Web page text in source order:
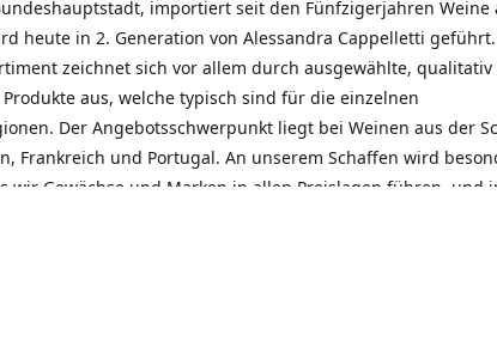
importiert seit den Fünfzigerjahren Weine
heute in 2. Generation von Alessandra Cappelletti
zeichnet sich vor allem durch ausgewählte, qualitativ
aus, welche typisch sind für die einzelnen
Der Angebotsschwerpunkt liegt bei Weinen aus der
Frankreich und Portugal. An unserem Schaffen wird
wir Gewächse und Marken in allen Preislagen führen, und